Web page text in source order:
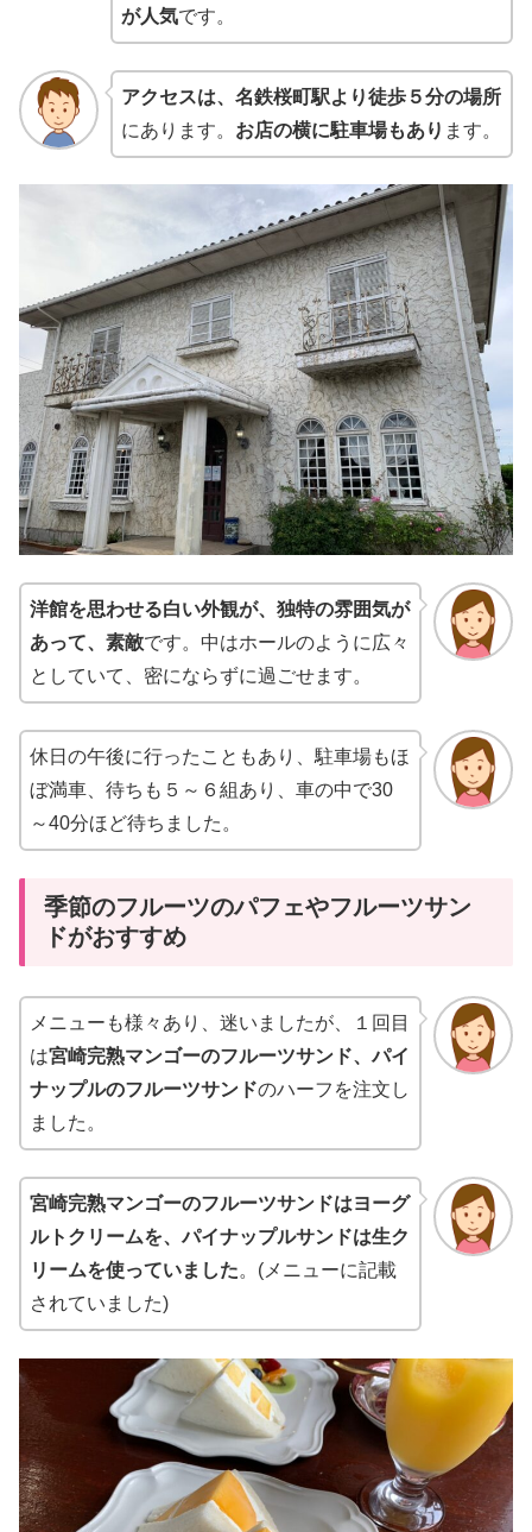
が人気です。
アクセスは、名鉄桜町駅より徒歩５分の場所
にあります。 お店の横に駐車場もあり ます。
洋館を思わせる白い外観が、独特の雰囲気が
あって、素敵です。中はホールのように広々
としていて、密にならずに過ごせます。
休日の午後に行ったこともあり、駐車場もほ
ぼ満車、待ちも５～６組あり、車の中で30
～40分ほど待ちました。
季節のフルーツのパフェやフルーツサン
ドがおすすめ
メニューも様々あり、迷いましたが、１回目
は宮崎完熟マンゴーのフルーツサンド、パイ
ナップルのフルーツサンドのハーフを注文し
ました。
宮崎完熟マンゴーのフルーツサンドはヨーグ
ルトクリームを、パイナップルサンドは生ク
リームを使っていました。(メニューに記載
されていました)